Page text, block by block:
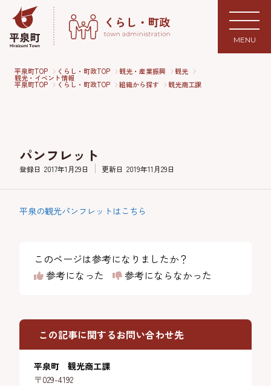
MENU
平泉町TOP くらし・町政TOP 観光・産業振興 観光
観光・イベント情報
平泉町TOP くらし・町政TOP 組織から探す 観光商工課
パンフレット
登録日 2017年1月29日 更新日 2019年11月29日
平泉の観光パンフレットはこちら
このページは参考になりましたか？
参考になった
参考にならなかった
この記事に関するお問い合わせ先
平泉町 観光商工課
〒029-4192